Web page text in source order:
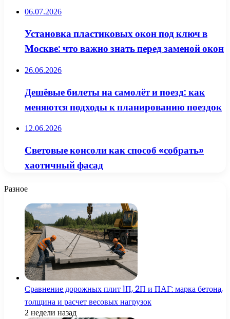
06.07.2026
Установка пластиковых окон под ключ в
Москве: что важно знать перед заменой окон
26.06.2026
Дешёвые билеты на самолёт и поезд: как
меняются подходы к планированию поездок
12.06.2026
Световые консоли как способ «собрать»
хаотичный фасад
Разное
Сравнение дорожных плит 1П, 2П и ПАГ: марка бетона,
толщина и расчет весовых нагрузок
2 недели назад